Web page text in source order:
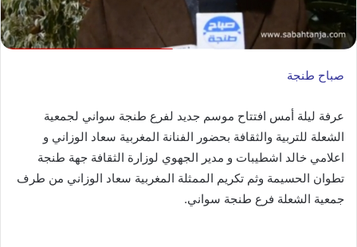
صباح طنجة
عرفة ليلة أمس افتتاح موسم جديد لفرع طنجة سواني لجمعية
الشعلة للتربية والثقافة بحضور الفنانة المغربية سعاد الوزاني و
اعلامي خالد اشطيبات و مدير الجهوي لوزارة الثقافة جهة طنجة
تطوان الحسيمة وثم تكريم الممثلة المغربية سعاد الوزاني من طرف
جمعية الشعلة فرع طنجة سواني.